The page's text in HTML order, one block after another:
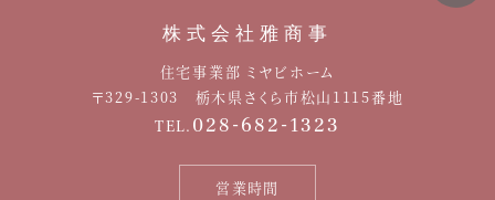
株式会社雅商事
住宅事業部 ミヤビホーム
〒329-1303 栃木県さくら市松山1115番地
TEL. 028-682-1323
営業時間